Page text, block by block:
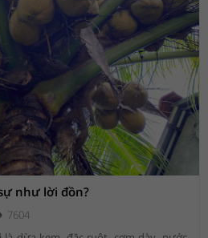
như lời đồn?
7604